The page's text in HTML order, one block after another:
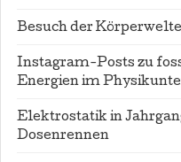
Besuch der
Instagram-Posts zu
Energien im
Elektrostatik in
Dosenrennen